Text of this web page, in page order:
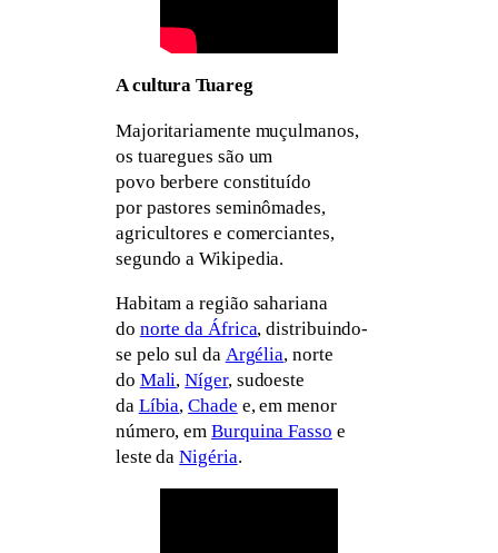
A cultura Tuareg
Majoritariamente muçulmanos,
os tuaregues são um
povo berbere constituído
por pastores seminômades,
agricultores e comerciantes,
segundo a Wikipedia.
Habitam a região sahariana
do norte da África, distribuindo-
se pelo sul da Argélia, norte
do Mali,Níger, sudoeste
da Líbia,Chade e, em menor
número, emBurquina Fasso e
leste daNigéria.